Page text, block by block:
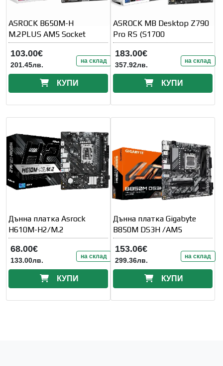
ASROCK B650M-H
M.2PLUS AM5 Socket
103.00€
201.45лв. на склад
КУПИ
ASROCK MB Desktop Z790
Pro RS (S1700
183.00€
357.92лв. на склад
КУПИ
Дънна платка Asrock
H610M-H2/M.2
68.00€
133.00лв. на склад
КУПИ
Дънна платка Gigabyte
B850M DS3H /AM5
153.06€
299.36лв. на склад
КУПИ